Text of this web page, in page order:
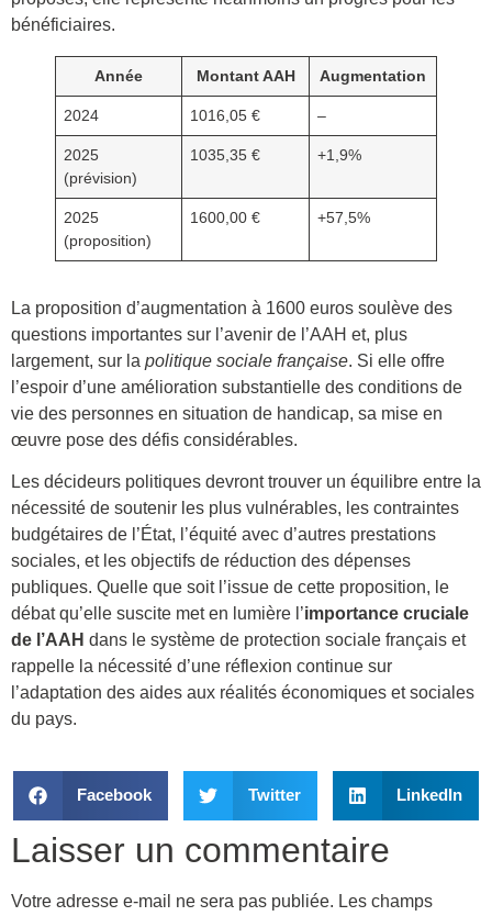
bénéficiaires.
Année Montant AAH Augmentation
2024 1016,05 € –
2025
(prévision)
1035,35 € +1,9%
2025
(proposition)
1600,00 € +57,5%
La proposition d’augmentation à 1600 euros soulève des
questions importantes sur l’avenir de l’AAH et, plus
largement, sur la politique sociale française. Si elle offre
l’espoir d’une amélioration substantielle des conditions de
vie des personnes en situation de handicap, sa mise en
œuvre pose des défis considérables.
Les décideurs politiques devront trouver un équilibre entre la
nécessité de soutenir les plus vulnérables, les contraintes
budgétaires de l’État, l’équité avec d’autres prestations
sociales, et les objectifs de réduction des dépenses
publiques. Quelle que soit l’issue de cette proposition, le
débat qu’elle suscite met en lumière l’importance cruciale
de l’AAH dans le système de protection sociale français et
rappelle la nécessité d’une réflexion continue sur
l’adaptation des aides aux réalités économiques et sociales
du pays.
Facebook Twitter LinkedIn
Laisser un commentaire
Votre adresse e-mail ne sera pas publiée. Les champs